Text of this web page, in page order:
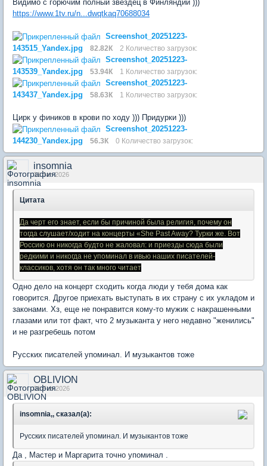
Видимо с горючим полный звездец в Финляндии )))
https://www.1tv.ru/n...dwqtkaq70688034
Screenshot_20251223-
143515_Yandex.jpg
82.82К 2 Количество загрузок:
Screenshot_20251223-
143539_Yandex.jpg
53.94К 1 Количество загрузок:
Screenshot_20251223-
143437_Yandex.jpg
58.63К 1 Количество загрузок:
Цирк у фиников в крови по ходу ))) Придурки )))
Screenshot_20251223-
144230_Yandex.jpg
56.3К 0 Количество загрузок:
insomnia
31 Jan 2026
Цитата
Да черт его знает, если бы причиной была религия, почему он
тогда слушает/ходит на концерты «She Past Away? Турки же. Вот
Россию он никогда будто не жаловал: и приезды сюда были
редкими и никогда не упоминал в ивью наших писателей-
классиков, хотя он так много читает
Одно дело на концерт сходить когда люди у тебя дома как
говорится. Другое приехать выступать в их страну с их укладом и
законами. Хз, еще не понравится кому-то мужик с накрашенными
глазами или тот факт, что 2 музыканта у него недавно "женились"
и не разгребешь потом
Русских писателей упоминал. И музыкантов тоже
OBLIVION
01 Feb 2026
insomnia,, сказал(а):
Русских писателей упоминал. И музыкантов тоже
Да , Мастер и Маргарита точно упоминал .